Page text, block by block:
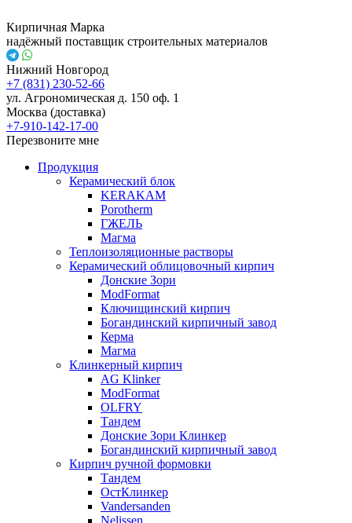
Кирпичная Марка
надёжный поставщик строительных материалов
Нижний Новгород
+7 (831) 230-52-66
ул. Агрономическая д. 150 оф. 1
Москва (доставка)
+7-910-142-17-00
Перезвоните мне
Продукция
Керамический блок
KERAKAM
Porotherm
ГЖЕЛЬ
Магма
Теплоизоляционные растворы
Керамический облицовочный кирпич
Донские Зори
ModFormat
Ключищинский кирпич
Богандинский кирпичный завод
Керма
Магма
Клинкерный кирпич
AG Klinker
ModFormat
OLFRY
Тандем
Донские Зори Клинкер
Богандинский кирпичный завод
Кирпич ручной формовки
Тандем
ОстКлинкер
Vandersanden
Nelissen